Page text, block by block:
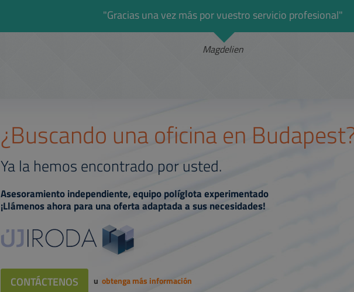
"Gracias una vez más por vuestro servicio profesional"
Magdelien
¿Buscando una oficina en
Ya la hemos encontrado por usted.
Asesoramiento independiente, equipo políglota experimentado
¡Llámenos ahora para una oferta adaptada a sus necesidades!
CONTÁCTENOS u obtenga más información